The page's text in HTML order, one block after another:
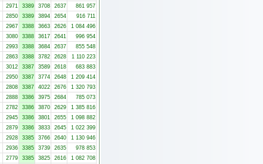
2971 3389 3708 2637
861 957
2850 3389 3894 2654
916 711
2967 3388 3663 2626
1 084 496
3080 3388 3617 2641
996 954
2993 3388 3684 2637
855 548
2863 3388 3782 2628
1 110 223
3012 3387 3589 2618
683 883
2950 3387 3774 2648
1 209 414
2808 3387 4022 2676
1 320 793
2888 3386 3975 2684
785 073
2782 3386 3870 2629
1 385 816
2945 3386 3801 2655
1 098 882
2879 3386 3833 2645
1 022 399
2928 3385 3766 2640
1 130 946
2936 3385 3739 2635
978 853
2779 3385 3825 2616
1 082 708